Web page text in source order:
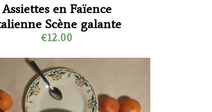
Assiettes en Faïence
Scène galante
€12.00